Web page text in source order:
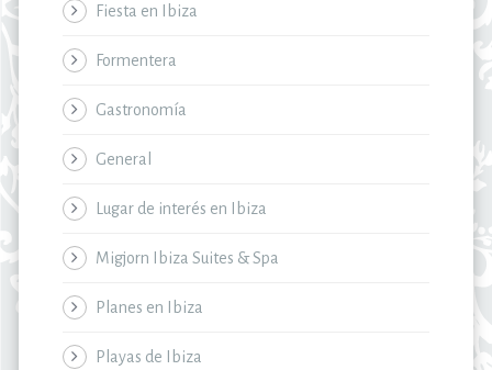
Fiesta en Ibiza
Formentera
Gastronomía
General
Lugar de interés en Ibiza
Migjorn Ibiza Suites & Spa
Planes en Ibiza
Playas de Ibiza